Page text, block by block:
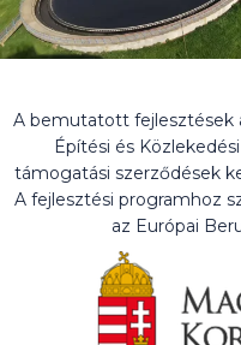
A bemutatott fejlesztések
Építési és
támogatási szerződések
A fejlesztési programhoz
az Európai